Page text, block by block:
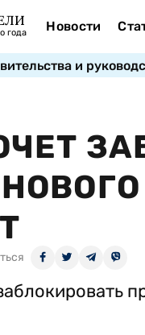
года Новости
и